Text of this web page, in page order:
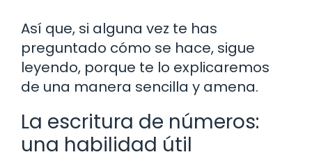
Así que, si alguna vez te has
preguntado cómo se hace, sigue
leyendo, porque te lo explicaremos
de una manera sencilla y amena.
La escritura de números:
una habilidad útil